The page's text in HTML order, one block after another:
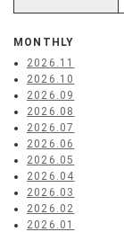
MONTHLY
2026.11
2026.10
2026.09
2026.08
2026.07
2026.06
2026.05
2026.04
2026.03
2026.02
2026.01